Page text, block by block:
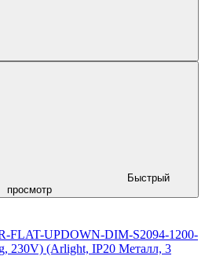
Быстрый
просмотр
FLAT-UPDOWN-DIM-S2094-1200-
230V) (Arlight, IP20 Металл, 3